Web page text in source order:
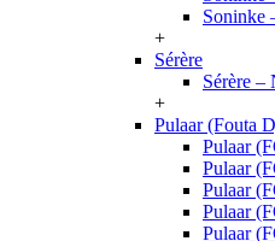
Soninke
+
Sérère
Sérère –
+
Pulaar (Fouta
Pulaar
Pulaar
Pulaar
Pulaar
Pulaar